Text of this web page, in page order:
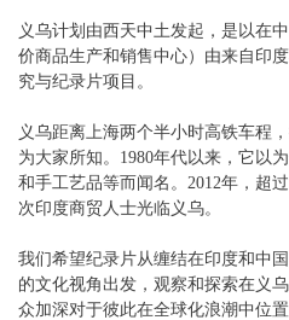
义乌计划由西天中土发起，是以在
价商品生产和销售中心）由来自印
究与纪录片项目。
义乌距离上海两个半小时高铁车程
为大家所知。1980年代以来，它以
和手工艺品等而闻名。2012年，超
次印度商贸人士光临义乌。
我们希望纪录片从缠结在印度和中
的文化视角出发，观察和探索在义
众加深对于彼此在全球化浪潮中位置